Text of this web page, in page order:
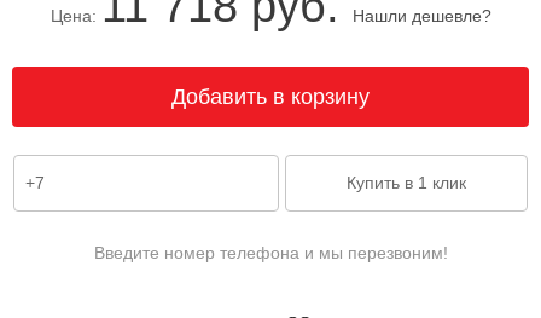
Цена: Нашли дешевле?
Введите номер телефона и мы перезвоним!